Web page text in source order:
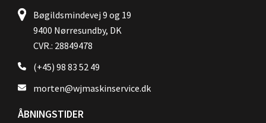
Bøgildsmindevej 9 og 19
9400 Nørresundby, DK
CVR.: 28849478
(+45) 98 83 52 49
morten@wjmaskinservice.dk
ÅBNINGSTIDER